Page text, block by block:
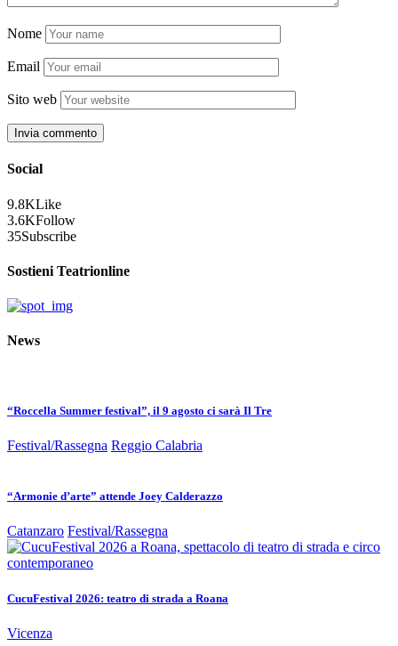
Nome
Email
Sito web
Social
9.8KLike
3.6KFollow
35Subscribe
Sostieni Teatrionline
News
“Roccella Summer festival”, il 9 agosto ci sarà Il Tre
Festival/Rassegna Reggio Calabria
“Armonie d’arte” attende Joey Calderazzo
Catanzaro Festival/Rassegna
CucuFestival 2026: teatro di strada a Roana
Vicenza